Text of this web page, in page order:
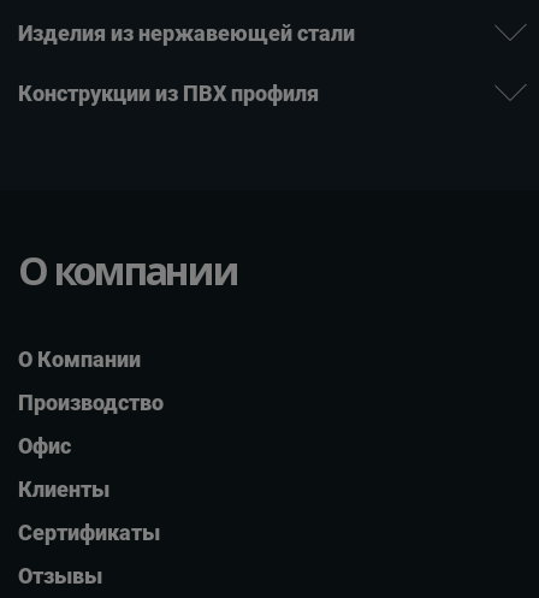
Изделия из нержаве­ющей ­стали
Конструкции из ПВХ профиля
О компании
О Компании
Производство
Офис
Клиенты
Сертификаты
Отзывы